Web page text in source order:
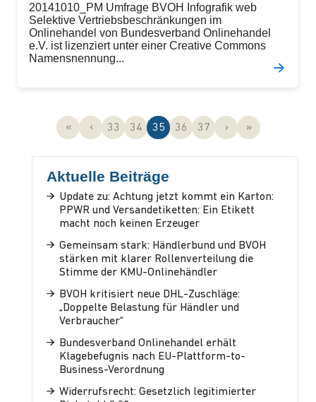
20141010_PM Umfrage BVOH Infografik web
Selektive Vertriebsbeschränkungen im
Onlinehandel von Bundesverband Onlinehandel
e.V. ist lizenziert unter einer Creative Commons
Namensnennung...
Seitennavigation
« ‹ Seite
33 Seite
34 Aktuelle Seite
35 Seite
36 Seite
37 › »
Aktuelle Beiträge
Update zu: Achtung jetzt kommt ein Karton:
PPWR und Versandetiketten: Ein Etikett
macht noch keinen Erzeuger
Gemeinsam stark: Händlerbund und BVOH
stärken mit klarer Rollenverteilung die
Stimme der KMU-Onlinehändler
BVOH kritisiert neue DHL-Zuschläge:
„Doppelte Belastung für Händler und
Verbraucher“
Bundesverband Onlinehandel erhält
Klagebefugnis nach EU-Plattform-to-
Business-Verordnung
Widerrufsrecht: Gesetzlich legitimierter